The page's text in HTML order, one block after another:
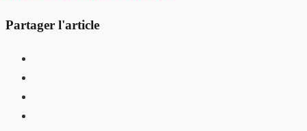
Partager l'article